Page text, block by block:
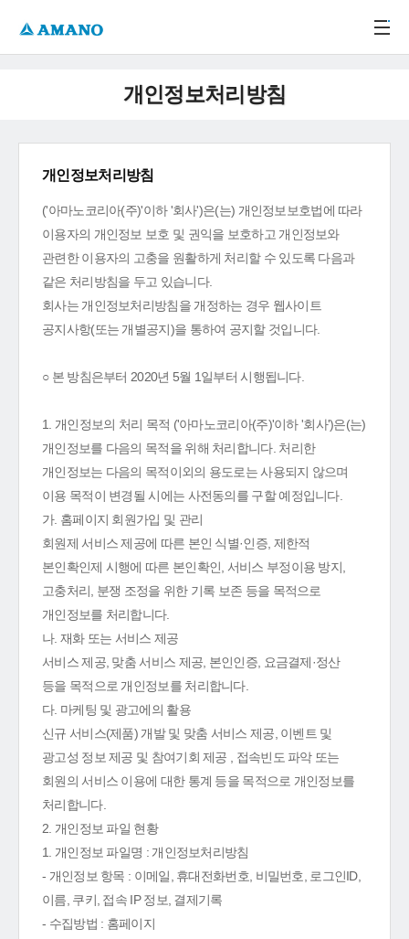
개인정보처리방침
개인정보처리방침
('아마노코리아(주)'이하 '회사')은(는) 개인정보보호법에 따라
이용자의 개인정보 보호 및 권익을 보호하고 개인정보와
관련한 이용자의 고충을 원활하게 처리할 수 있도록 다음과
같은 처리방침을 두고 있습니다.
회사는 개인정보처리방침을 개정하는 경우 웹사이트
공지사항(또는 개별공지)을 통하여 공지할 것입니다.
○ 본 방침은부터 2020년 5월 1일부터 시행됩니다.
1. 개인정보의 처리 목적 ('아마노코리아(주)'이하 '회사')은(는)
개인정보를 다음의 목적을 위해 처리합니다. 처리한
개인정보는 다음의 목적이외의 용도로는 사용되지 않으며
이용 목적이 변경될 시에는 사전동의를 구할 예정입니다.
가. 홈페이지 회원가입 및 관리
회원제 서비스 제공에 따른 본인 식별·인증, 제한적
본인확인제 시행에 따른 본인확인, 서비스 부정이용 방지,
고충처리, 분쟁 조정을 위한 기록 보존 등을 목적으로
개인정보를 처리합니다.
나. 재화 또는 서비스 제공
서비스 제공, 맞춤 서비스 제공, 본인인증, 요금결제·정산
등을 목적으로 개인정보를 처리합니다.
다. 마케팅 및 광고에의 활용
신규 서비스(제품) 개발 및 맞춤 서비스 제공, 이벤트 및
광고성 정보 제공 및 참여기회 제공 , 접속빈도 파악 또는
회원의 서비스 이용에 대한 통계 등을 목적으로 개인정보를
처리합니다.
2. 개인정보 파일 현황
1. 개인정보 파일명 : 개인정보처리방침
- 개인정보 항목 : 이메일, 휴대전화번호, 비밀번호, 로그인ID,
이름, 쿠키, 접속 IP 정보, 결제기록
- 수집방법 : 홈페이지